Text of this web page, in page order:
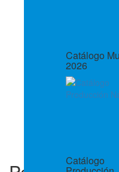
Catálogo
2026
Catálogo